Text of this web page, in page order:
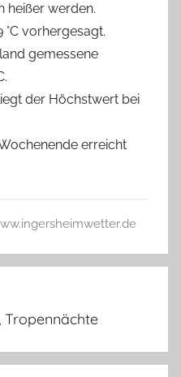
heißer werden.
°C vorhergesagt.
gemessene
der Höchstwert bei
erreicht
Tropennächte